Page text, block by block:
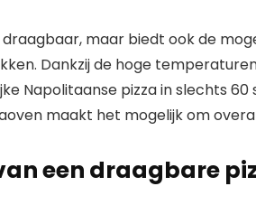
draagbaar, maar biedt ook de
Dankzij de hoge
Napolitaanse pizza in slechts
maakt het mogelijk om
een draagbare